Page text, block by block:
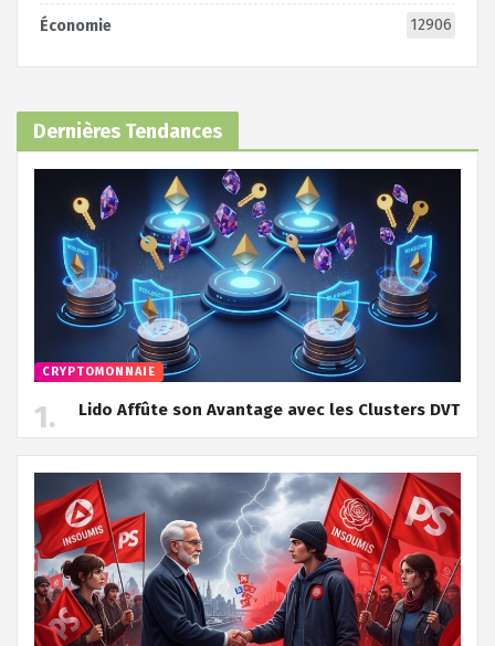
Économie 12906
Dernières Tendances
CRYPTOMONNAIE
Lido Affûte son Avantage avec les Clusters DVT